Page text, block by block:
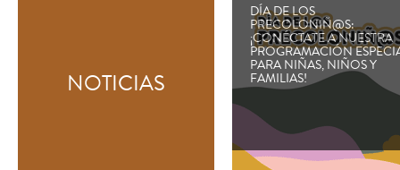
NOTICIAS
DÍA DE LOS
PRECOLONIÑ@S:
¡CONÉCTATE A NUESTRA
PROGRAMACIÓN
PARA NIÑAS, NIÑOS Y
FAMILIAS!